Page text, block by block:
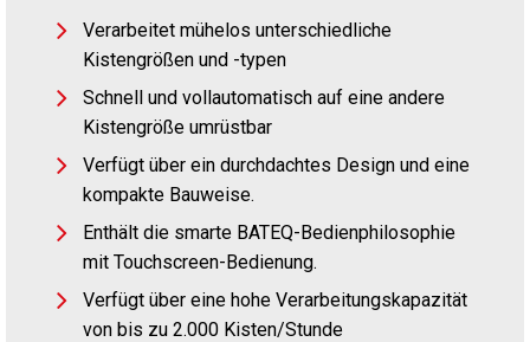
Verarbeitet mühelos unterschiedliche
Kistengrößen und -typen
Schnell und vollautomatisch auf eine andere
Kistengröße umrüstbar
Verfügt über ein durchdachtes Design und eine
kompakte Bauweise.
Enthält die smarte BATEQ-Bedienphilosophie
mit Touchscreen-Bedienung.
Verfügt über eine hohe Verarbeitungskapazität
von bis zu 2.000 Kisten/Stunde